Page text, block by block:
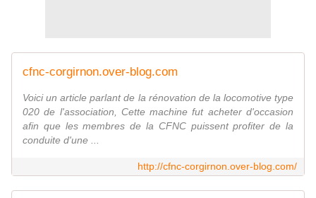
cfnc-corgirnon.over-blog.com
Voici un article parlant de la rénovation de la locomotive type
020 de l'association, Cette machine fut acheter d'occasion
afin que les membres de la CFNC puissent profiter de la
conduite d'une ...
http://cfnc-corgirnon.over-blog.com/